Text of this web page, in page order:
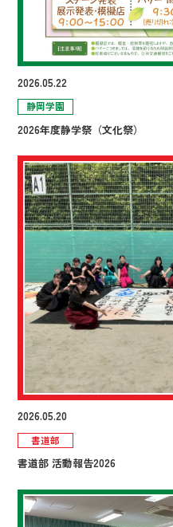
2026.05.22
静岡学園
2026年度静学祭（文化祭）
2026.05.20
書道部
書道部 活動報告2026